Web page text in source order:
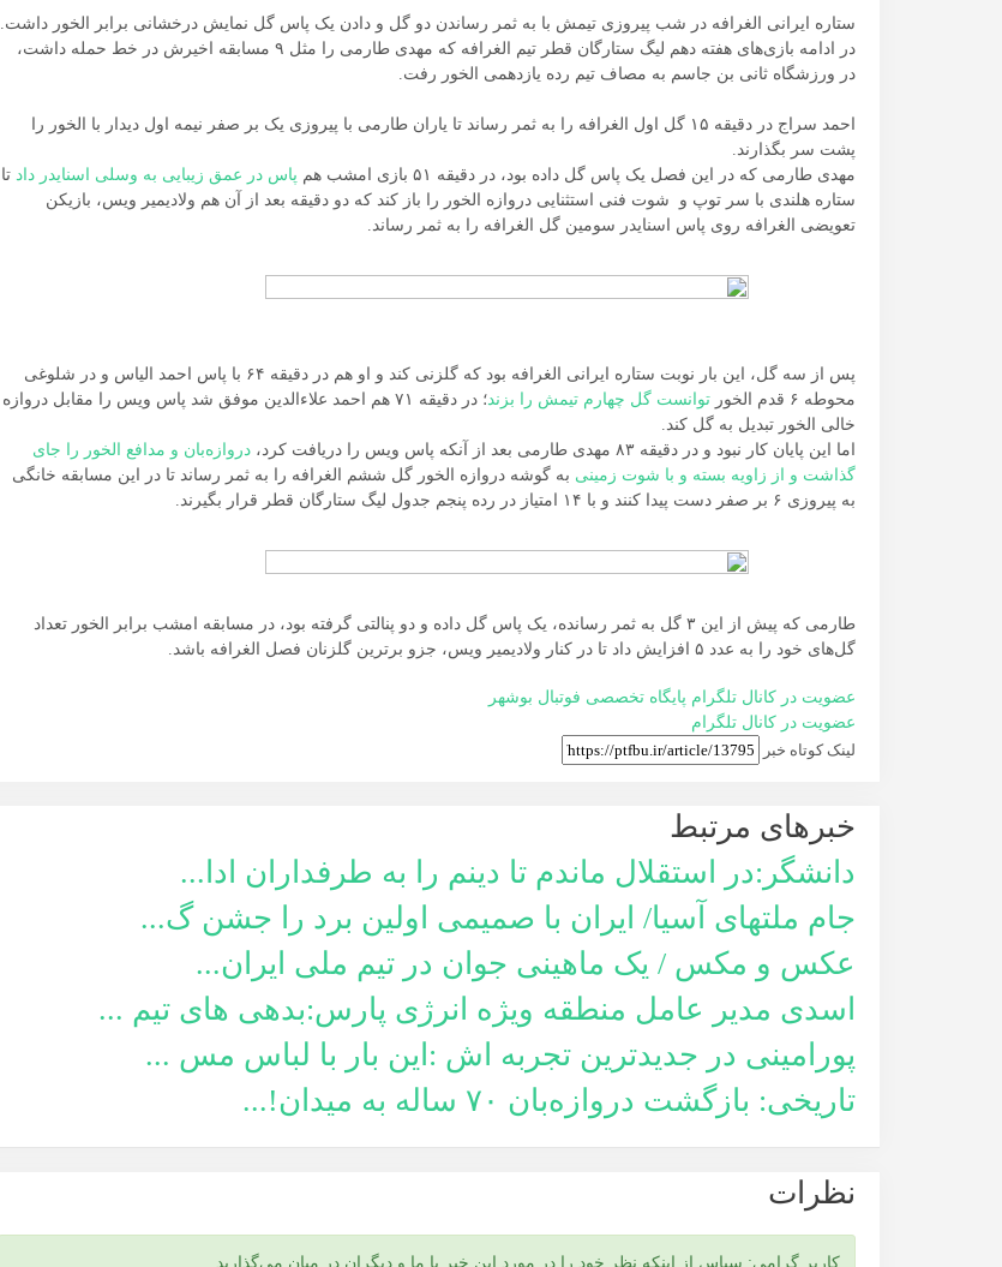
ستاره ایرانی الغرافه در شب پیروزی تیمش با به ثمر رساندن دو گل و دادن یک پاس گل نمایش درخشانی برابر الخور داشت.
در ادامه بازی‌های هفته دهم لیگ ستارگان قطر تیم الغرافه که مهدی طارمی را مثل ۹ مسابقه اخیرش در خط حمله داشت،
در ورزشگاه ثانی بن جاسم به مصاف تیم رده یازدهمی الخور رفت.
احمد سراج در دقیقه ۱۵ گل اول الغرافه را به ثمر رساند تا یاران طارمی با پیروزی یک بر صفر نیمه اول دیدار با الخور را
پشت سر بگذارند.
مهدی طارمی که در این فصل یک پاس گل داده بود، در دقیقه ۵۱ بازی امشب هم
پاس در عمق زیبایی به وسلی اسنایدر داد تا
ستاره هلندی با سر توپ و شوت فنی استثنایی دروازه الخور را باز کند که دو دقیقه بعد از آن هم ولادیمیر ویس، بازیکن
تعویضی الغرافه روی پاس اسنایدر سومین گل الغرافه را به ثمر رساند.
پس از سه گل، این بار نوبت ستاره ایرانی الغرافه بود که گلزنی کند و او هم در دقیقه ۶۴ با پاس احمد الیاس و در شلوغی
محوطه ۶ قدم الخور
توانست گل چهارم تیمش را بزند
؛ در دقیقه ۷۱ هم احمد علاءالدین موفق شد پاس ویس را مقابل دروازه
خالی الخور تبدیل به گل کند.
اما این پایان کار نبود و در دقیقه ۸۳ مهدی طارمی بعد از آنکه پاس ویس را دریافت کرد،
دروازه‌بان و مدافع الخور را جای
گذاشت و از زاویه بسته و با شوت زمینی به گوشه دروازه الخور گل ششم الغرافه را به ثمر رساند تا در این مسابقه خانگی
به پیروزی ۶ بر صفر دست پیدا کنند و با ۱۴ امتیاز در رده پنجم جدول لیگ ستارگان قطر قرار بگیرند.
طارمی که پیش از این ۳ گل به ثمر رسانده، یک پاس گل داده و دو پنالتی گرفته بود، در مسابقه امشب برابر الخور تعداد
گل‌های خود را به عدد ۵ افزایش داد تا در کنار ولادیمیر ویس، جزو برترین گلزنان فصل الغرافه باشد.
عضویت در کانال تلگرام پایگاه تخصصی فوتبال بوشهر
عضویت در کانال تلگرام
لینک کوتاه خبر
خبر‌های مرتبط
دانشگر:در استقلال ماندم تا دینم را به طرفداران ادا...
جام ملتهای آسیا/ ایران با صمیمی اولین برد را جشن گ...
عکس و مکس / یک ماهینی جوان در تیم ملی ایران...
اسدی مدیر عامل منطقه ویژه انرژی پارس:بدهی های تیم ...
پورامینی در جدیدترین تجربه اش :این بار با لباس مس ...
تاریخی: بازگشت دروازه‌بان ۷۰ ساله به میدان!...
نظرات
کاربر گرامی: سپاس از اینکه نظر خود را در مورد این خبر با ما و دیگران در میان می‌گذارید.